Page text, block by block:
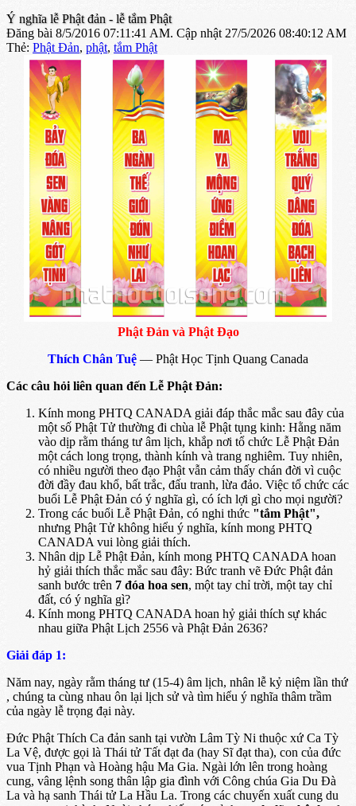
Ý nghĩa lễ Phật đản - lễ tắm Phật
Đăng bài 8/5/2016 07:11:41 AM. Cập nhật 27/5/2026 08:40:12 AM
Thẻ: Phật Đản, phật, tắm Phật
Phật Đản và Phật Đạo
Thích Chân Tuệ— Phật Học Tịnh Quang Canada
Các câu hỏi liên quan đến Lễ Phật Ðản:
Kính mong PHTQ CANADA giải đáp thắc mắc sau đây của
một số Phật Tử thường đi chùa lễ Phật tụng kinh: Hằng năm
vào dịp rằm tháng tư âm lịch, khắp nơi tổ chức Lễ Phật Ðản
một cách long trọng, thành kính và trang nghiêm. Tuy nhiên,
có nhiều người theo đạo Phật vẫn cảm thấy chán đời vì cuộc
đời đầy đau khổ, bất trắc, đấu tranh, lừa đảo. Việc tổ chức các
buổi Lễ Phật Ðản có ý nghĩa gì, có ích lợi gì cho mọi người?
Trong các buổi Lễ Phật Ðản, có nghi thức "tắm Phật",
nhưng Phật Tử không hiểu ý nghĩa, kính mong PHTQ
CANADA vui lòng giải thích.
Nhân dịp Lễ Phật Ðản, kính mong PHTQ CANADA hoan
hỷ giải thích thắc mắc sau đây: Bức tranh vẽ Ðức Phật đản
sanh bước trên 7 đóa hoa sen, một tay chỉ trời, một tay chỉ
đất, có ý nghĩa gì?
Kính mong PHTQ CANADA hoan hỷ giải thích sự khác
nhau giữa Phật Lịch 2556 và Phật Ðản 2636?
Giải đáp 1:
Năm nay, ngày rằm tháng tư (15-4) âm lịch, nhân lễ kỷ niệm lần thứ
, chúng ta cùng nhau ôn lại lịch sử và tìm hiểu ý nghĩa thâm trầm
của ngày lễ trọng đại này.
Ðức Phật Thích Ca đản sanh tại vườn Lâm Tỳ Ni thuộc xứ Ca Tỳ
La Vệ, được gọi là Thái tử Tất đạt đa (hay Sĩ đạt tha), con của đức
vua Tịnh Phạn và Hoàng hậu Ma Gia. Ngài lớn lên trong hoàng
cung, vâng lệnh song thân lập gia đình với Công chúa Gia Du Đà
La và hạ sanh Thái tử La Hầu La. Trong các chuyến xuất cung du